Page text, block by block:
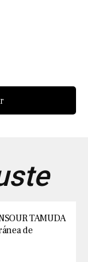
TAMUDA
de